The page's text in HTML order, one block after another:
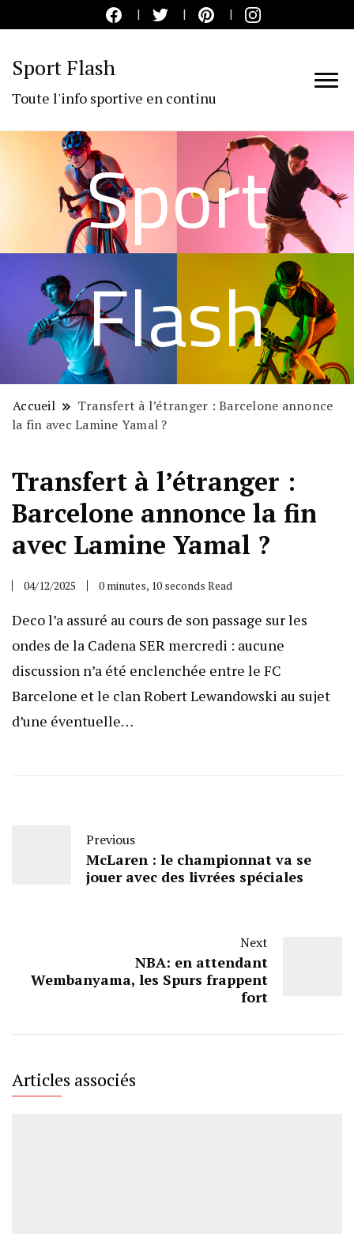
Sport Flash
Toute l'info sportive en continu
Sport
Flash
Accueil
Transfert à l’étranger : Barcelone annonce
la fin avec Lamine Yamal ?
Transfert à l’étranger :
Barcelone annonce la fin
avec Lamine Yamal ?
04/12/2025 0 minutes, 10 seconds Read
Deco l’a assuré au cours de son passage sur les
ondes de la Cadena SER mercredi : aucune
discussion n’a été enclenchée entre le FC
Barcelone et le clan Robert Lewandowski au sujet
d’une éventuelle…
Previous
McLaren : le championnat va se
jouer avec des livrées spéciales
Next
NBA: en attendant
Wembanyama, les Spurs frappent
fort
Articles associés